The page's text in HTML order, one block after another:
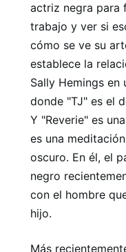
actriz negra para
trabajo y ver si
cómo se ve su
establece la
Sally Hemings en
donde "TJ" es el
Y "Reverie" es
es una
oscuro. En él, el
negro
con el hombre
hijo.
Más